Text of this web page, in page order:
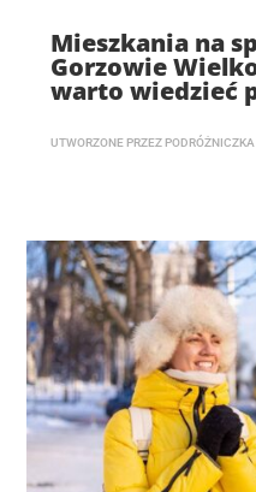
Mieszkania na
Gorzowie
warto wiedzieć
UTWORZONE PRZEZ